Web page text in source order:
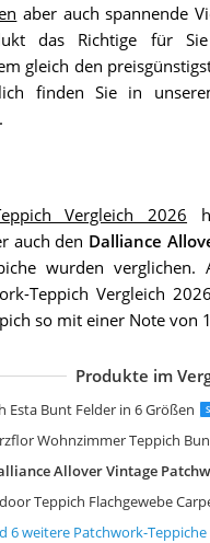
aber auch spannende
das Richtige für
gleich den
finden Sie in
Vergleich 2026
auch den Dalliance
wurden verglichen.
Teppich Vergleich
so mit einer Note von
Produkte im
Bunt Felder in 6 Größen
Wohnzimmer Teppich
Allover Vintage
Teppich Flachgewebe
Kelim
6weitere Patchwork-Teppiche